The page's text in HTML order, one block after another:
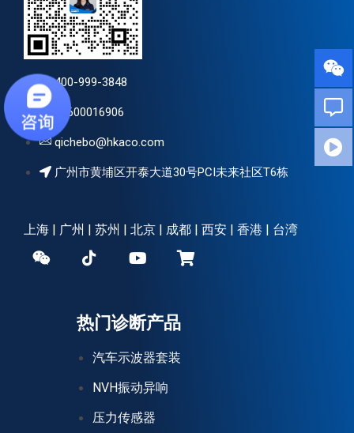
400-999-3848
13600016906
qichebo@hkaco.com
广州市黄埔区开泰大道30号PCI未来社区T6栋
上海 | 广州 | 苏州 | 北京 | 成都 | 西安 | 香港 | 台湾
热门诊断产品
汽车示波器套装
NVH振动异响
压力传感器